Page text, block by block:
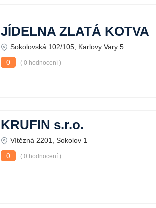
JÍDELNA ZLATÁ KOTVA
Sokolovská 102/105, Karlovy Vary 5
0
( 0 hodnocení )
KRUFIN s.r.o.
Vítězná 2201, Sokolov 1
0
( 0 hodnocení )